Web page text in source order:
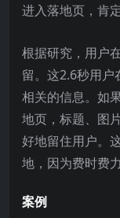
进入落地页，肯
根据研究，用户
留。这2.6秒用
相关的信息。如
地页，标题、图
好地留住用户。
地，因为费时费力
案例